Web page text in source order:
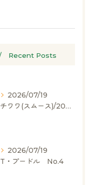
Recent Posts
2026/07/19
チワワ(スムース)/2024.05.06/男の子/60,000(税別)
2026/07/19
T・プードル No.4